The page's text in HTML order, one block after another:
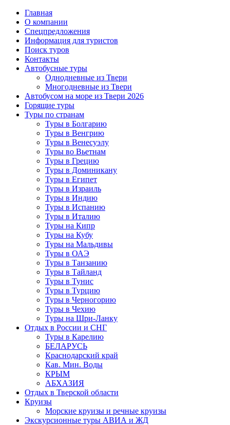
Главная
О компании
Спецпредложения
Информация для туристов
Поиск туров
Контакты
Автобусные туры
Однодневные из Твери
Многодневные из Твери
Автобусом на море из Твери 2026
Горящие туры
Туры по странам
Туры в Болгарию
Туры в Венгрию
Туры в Венесуэлу
Туры во Вьетнам
Туры в Грецию
Туры в Доминикану
Туры в Египет
Туры в Израиль
Туры в Индию
Туры в Испанию
Туры в Италию
Туры на Кипр
Туры на Кубу
Туры на Мальдивы
Туры в ОАЭ
Туры в Танзанию
Туры в Тайланд
Туры в Тунис
Туры в Турцию
Туры в Черногорию
Туры в Чехию
Туры на Шри-Ланку
Отдых в России и СНГ
Туры в Карелию
БЕЛАРУСЬ
Краснодарский край
Кав. Мин. Воды
КРЫМ
АБХАЗИЯ
Отдых в Тверской области
Круизы
Морские круизы и речные круизы
Экскурсионные туры АВИА и ЖД